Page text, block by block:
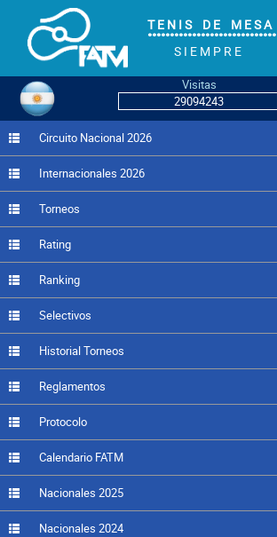
T E N I S D E M E S A
°°°°°°°°°°°°°°°°°°°°°°°°°°°°°
S I E M P R E
Visitas
29094243
Circuito Nacional 2026
Internacionales 2026
Torneos
Rating
Ranking
Selectivos
Historial Torneos
Reglamentos
Protocolo
Calendario FATM
Nacionales 2025
Nacionales 2024